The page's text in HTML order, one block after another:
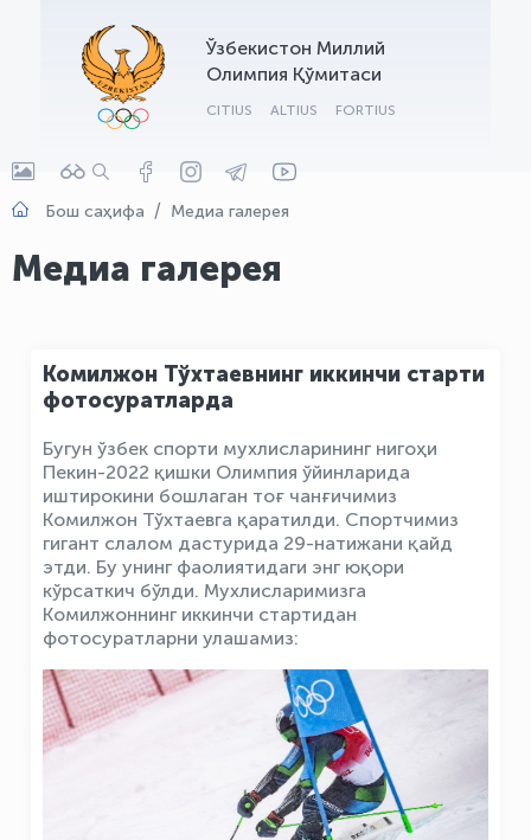
Ўзбекистон Миллий
Олимпия Қўмитаси
CITIUS ALTIUS FORTIUS
Бош саҳифа Медиа галерея
Медиа галерея
Комилжон Тўхтаевнинг иккинчи старти
фотосуратларда
Бугун ўзбек спорти мухлисларининг нигоҳи
Пекин-2022 қишки Олимпия ўйинларида
иштирокини бошлаган тоғ чанғичимиз
Комилжон Тўхтаевга қаратилди. Спортчимиз
гигант слалом дастурида 29-натижани қайд
этди. Бу унинг фаолиятидаги энг юқори
кўрсаткич бўлди. Мухлисларимизга
Комилжоннинг иккинчи стартидан
фотосуратларни улашамиз:
OLYMPCHIK AI - yordamchi
Онлайн · olympic.uz